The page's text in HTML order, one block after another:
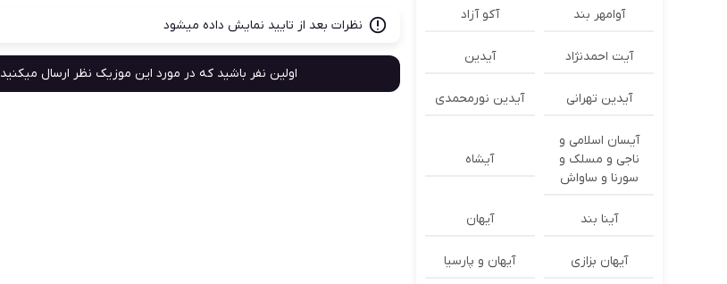
نظرات بعد از تایید نمایش داده میشود
اولین نفر باشید که در مورد این موزیک نظر ارسال میکنید
آوامهر بند آکو آزاد
آیت احمدنژاد آیدین
آیدین تهرانی آیدین نورمحمدی
آیسان اسلامی و
ناجی و مسلک و
سورنا و ساواش
آیشاه
آینا بند آیهان
آیهان بزازی آیهان و پارسیا